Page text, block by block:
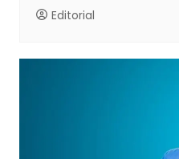
Editorial